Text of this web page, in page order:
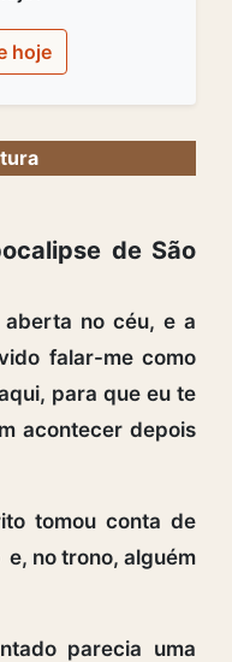
hoje
de São
no céu, e a
falar-me como
para que eu te
acontecer depois
tomou conta de
e, no trono, alguém
parecia uma